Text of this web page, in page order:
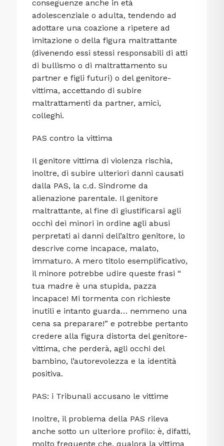
conseguenze anche in età
adolescenziale o adulta, tendendo ad
adottare una coazione a ripetere ad
imitazione o della figura maltrattante
(divenendo essi stessi responsabili di atti
di bullismo o di maltrattamento su
partner e figli futuri) o del genitore-
vittima, accettando di subire
maltrattamenti da partner, amici,
colleghi.
PAS contro la vittima
Il genitore vittima di violenza rischia,
inoltre, di subire ulteriori danni causati
dalla PAS, la c.d. Sindrome da
alienazione parentale. Il genitore
maltrattante, al fine di giustificarsi agli
occhi dei minori in ordine agli abusi
perpretati ai danni dell’altro genitore, lo
descrive come incapace, malato,
immaturo. A mero titolo esemplificativo,
il minore potrebbe udire queste frasi “
tua madre è una stupida, pazza
incapace! Mi tormenta con richieste
inutili e intanto guarda… nemmeno una
cena sa preparare!” e potrebbe pertanto
credere alla figura distorta del genitore-
vittima, che perderà, agli occhi del
bambino, l’autorevolezza e la identità
positiva.
PAS: i Tribunali accusano le vittime
Inoltre, il problema della PAS rileva
anche sotto un ulteriore profilo: è, difatti,
molto frequente che, qualora la vittima